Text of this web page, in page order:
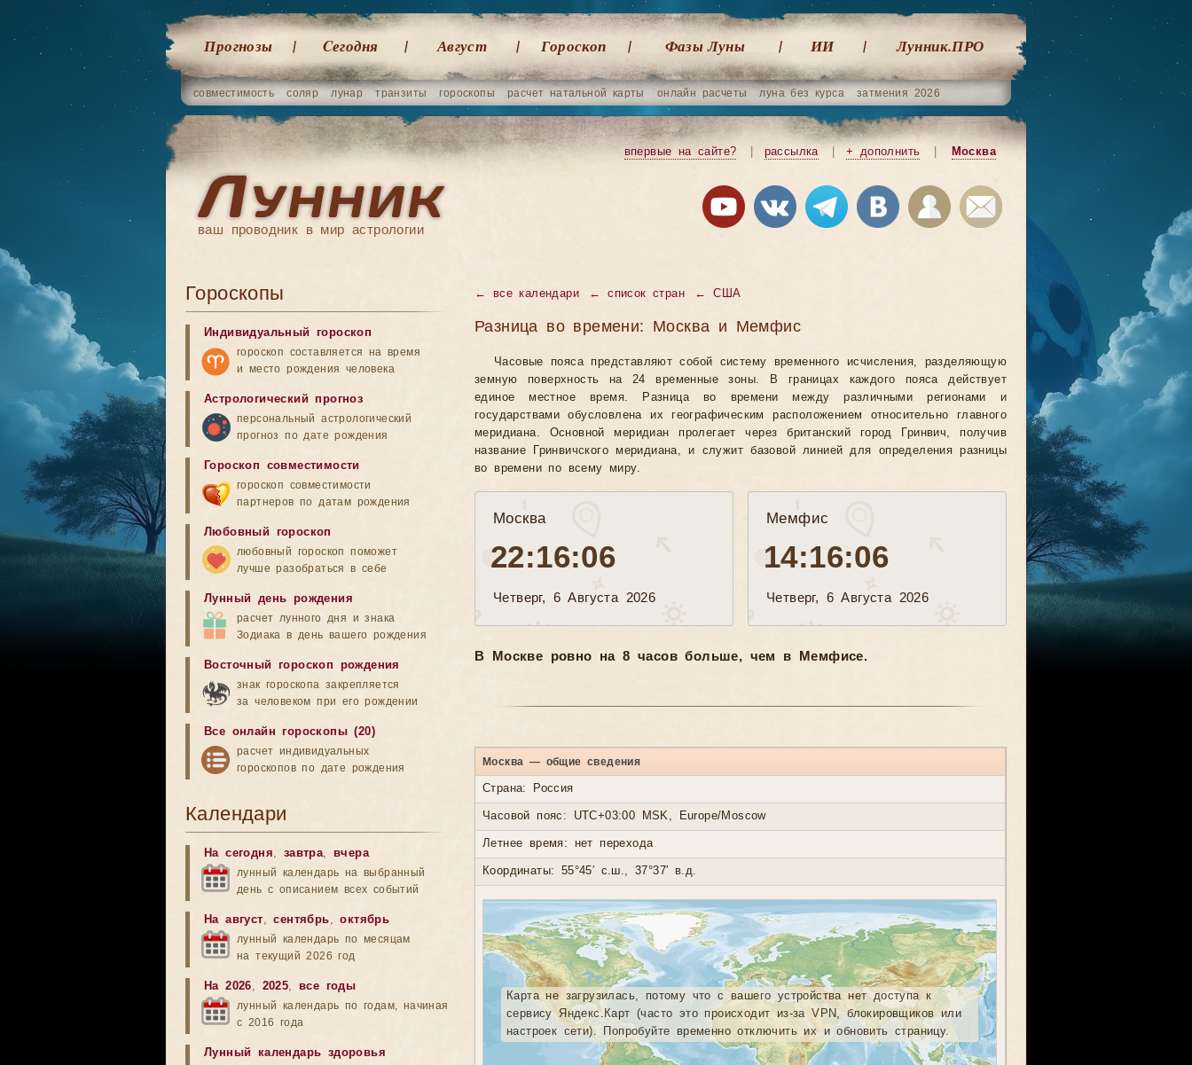
Прогнозы Cегодня Август Гороскоп Фазы Луны ИИ Лунник.ПРО
совместимость соляр лунар транзиты гороскопы расчет натальной карты онлайн расчеты луна без курса затмения 2026
ваш проводник в мир астрологии
впервые на сайте? рассылка + дополнить Москва
← все календари ←список стран ←США
Разница во времени: Москва и Мемфис
Часовые пояса представляют собой систему временного исчисления, разделяющую
земную поверхность на 24 временные зоны. В границах каждого пояса действует
единое местное время. Разница во времени между различными регионами и
государствами обусловлена их географическим расположением относительно главного
меридиана. Основной меридиан пролегает через британский город Гринвич, получив
название Гринвичского меридиана, и служит базовой линией для определения разницы
во времени по всему миру.
Москва
22:16:09
Четверг, 6 Августа 2026
Мемфис
14:16:09
Четверг, 6 Августа 2026
В Москве ровно на 8 часов больше, чем в Мемфисе.
Москва — общие сведения
Страна: Россия
Часовой пояс: UTC+03:00 MSK, Europe/Moscow
Летнее время: нет перехода
Координаты: 55°45′ с.ш., 37°37′ в.д.
Карта не загрузилась, потому что с вашего устройства нет доступа к
сервису Яндекс.Карт (часто это происходит из-за VPN, блокировщиков или
настроек сети). Попробуйте временно отключить их и обновить страницу.
Гороскопы
Индивидуальный гороскоп
гороскоп составляется на время
и место рождения человека
Астрологический прогноз
персональный астрологический
прогноз по дате рождения
Гороскоп совместимости
гороскоп совместимости
партнеров по датам рождения
Любовный гороскоп
любовный гороскоп поможет
лучше разобраться в себе
Лунный день рождения
расчет лунного дня и знака
Зодиака в день вашего рождения
Восточный гороскоп рождения
знак гороскопа закрепляется
за человеком при его рождении
Все онлайн гороскопы (20)
расчет индивидуальных
гороскопов по дате рождения
Календари
На сегодня, завтра,вчера
лунный календарь на выбранный
день с описанием всех событий
На август,сентябрь,октябрь
лунный календарь по месяцам
на текущий 2026 год
На 2026, 2025,все годы
лунный календарь по годам, начиная
с 2016 года
Лунный календарь здоровья